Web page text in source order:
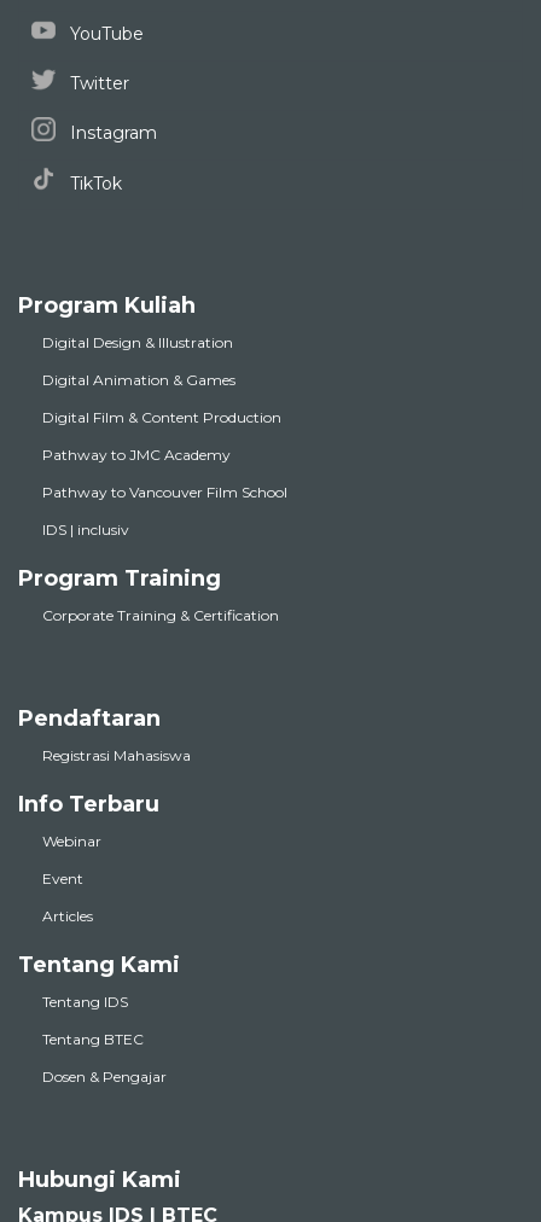
YouTube
Twitter
Instagram
TikTok
Program Kuliah
Digital Design & Illustration
Digital Animation & Games
Digital Film & Content Production
Pathway to JMC Academy
Pathway to Vancouver Film School
IDS | inclusiv
Program Training
Corporate Training & Certification
Pendaftaran
Registrasi Mahasiswa
Info Terbaru
Webinar
Event
Articles
Tentang Kami
Tentang IDS
Tentang BTEC
Dosen & Pengajar
Hubungi Kami
Kampus IDS | BTEC